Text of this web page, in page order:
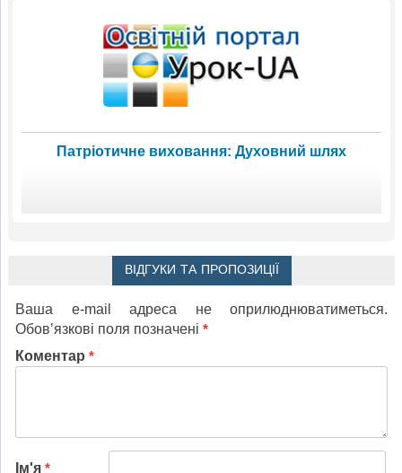
Патріотичне виховання: Духовний шлях
ВІДГУКИ ТА ПРОПОЗИЦІЇ
Ваша e-mail адреса не оприлюднюватиметься.
Обов’язкові поля позначені *
Коментар *
Ім'я *